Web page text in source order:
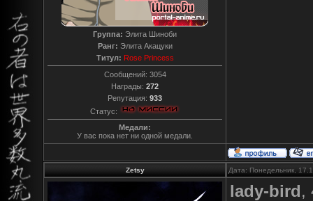
Группа: Элита Шиноби
Ранг: Элита Акацуки
Титул: Rose Princess
Сообщений: 3054
Награды: 272
Репутация: 933
Статус:
Медали:
У вас пока нет ни одной медали.
Zetsy Дата: Понедельник,
lady-bird,